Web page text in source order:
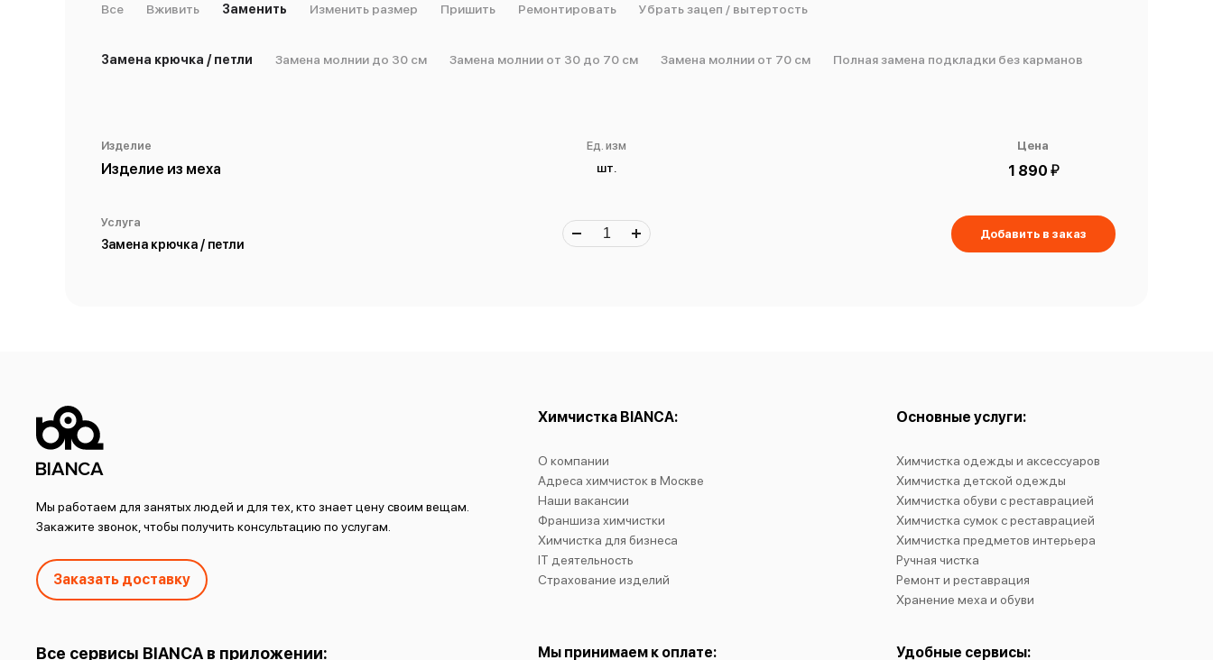
Все Вживить Заменить Изменить размер Пришить Ремонтировать Убрать зацеп / вытертость
Замена крючка / петли Замена молнии до 30 см Замена молнии от 30 до 70 см Замена молнии от 70 см Полная замена подкладки без карманов
Изделие
Изделие из меха
Услуга
Замена крючка / петли
Ед. изм
шт.
Цена
1 890 й
Добавить в заказ
Мы работаем для занятых людей и для тех, кто знает цену своим вещам.
Закажите звонок, чтобы получить консультацию по услугам.
Заказать доставку
Химчистка BIANCA:
О компании
Адреса химчисток в Москве
Наши вакансии
Франшиза химчистки
Химчистка для бизнеса
IT деятельность
Страхование изделий
Основные услуги:
Химчистка одежды и аксессуаров
Химчистка детской одежды
Химчистка обуви с реставрацией
Химчистка сумок с реставрацией
Химчистка предметов интерьера
Ручная чистка
Ремонт и реставрация
Хранение меха и обуви
Все сервисы BIANCA в приложении: Мы принимаем к оплате: Удобные сервисы: